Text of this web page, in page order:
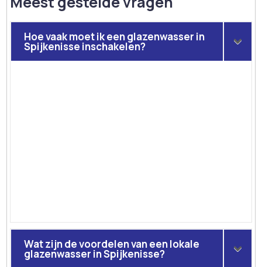
Hoe vaak moet ik een glazenwasser in
Spijkenisse inschakelen?
Wat zijn de voordelen van een lokale
glazenwasser in Spijkenisse?